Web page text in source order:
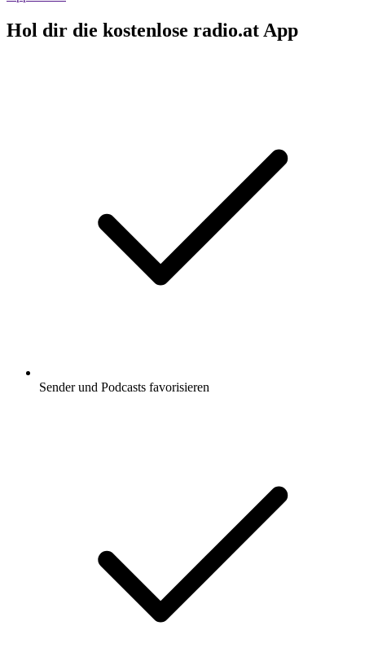
Hol dir die kostenlose radio.at App
Sender und Podcasts favorisieren